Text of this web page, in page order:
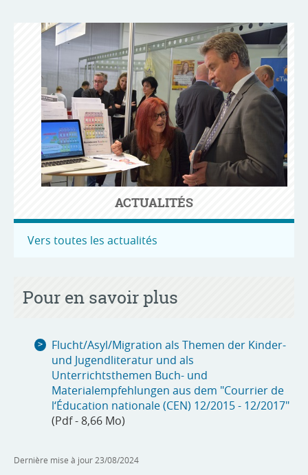
ACTUALITÉS
Vers toutes les actualités
Pour en savoir plus
Flucht/Asyl/Migration als Themen der Kinder-
und Jugendliteratur und als
Unterrichtsthemen Buch- und
Materialempfehlungen aus dem "Courrier de
l‘Éducation nationale (CEN) 12/2015 - 12/2017"
(Pdf - 8,66 Mo)
Dernière mise à jour 23/08/2024